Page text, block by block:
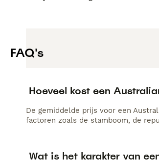
FAQ's
Hoeveel kost een
De gemiddelde prijs voor een
factoren zoals de stamboom, de
Wat is het karakter van